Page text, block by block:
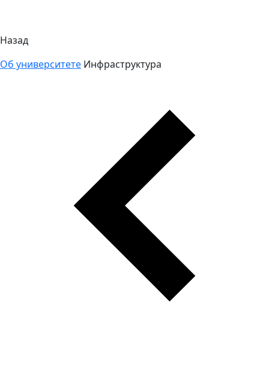
Назад
Об университете Инфраструктура